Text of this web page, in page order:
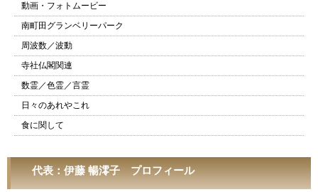
動画・フォトムービー
南町田グランベリーパーク
周波数／波動
寺社仏閣関連
数霊／色霊／言霊
日々のあれやこれ
食に関して
代表：伊藤 暢澪子 プロフィール